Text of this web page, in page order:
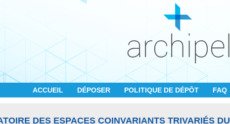
ACCUEIL DÉPOSER POLITIQUE DE DÉPÔT FAQ
DES ESPACES COINVARIANTS TRIVARIÉS DU